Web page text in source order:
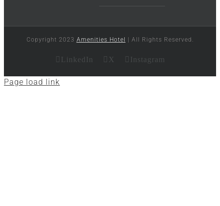
Copyright 2023 Amenities Hotel | All Rights Reserved.
LinkedIn X Instagram
Page load link